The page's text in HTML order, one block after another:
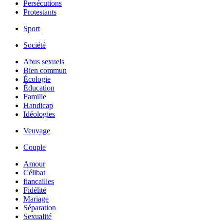
Persécutions
Protestants
Sport
Société
Abus sexuels
Bien commun
Écologie
Éducation
Famille
Handicap
Idéologies
Veuvage
Couple
Amour
Célibat
fiancailles
Fidélité
Mariage
Séparation
Sexualité